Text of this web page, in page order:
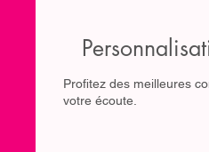
Profitez des meilleures
votre écoute.